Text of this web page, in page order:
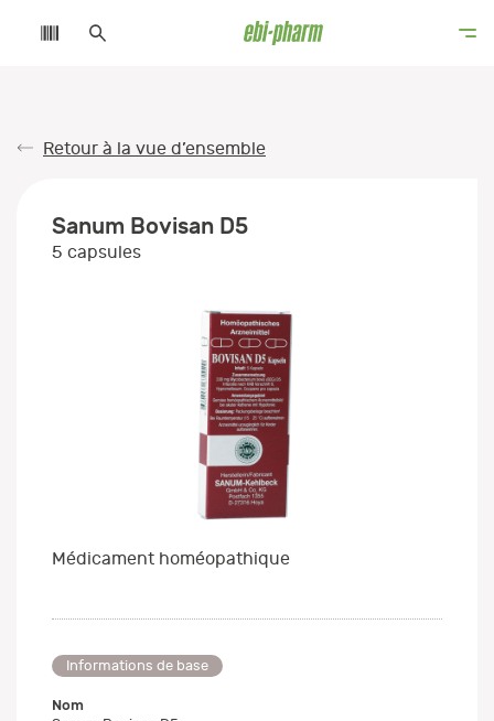
Retour à la vue d’ensemble
Sanum Bovisan D5
5 capsules
Médicament homéopathique
Informations de base
Nom